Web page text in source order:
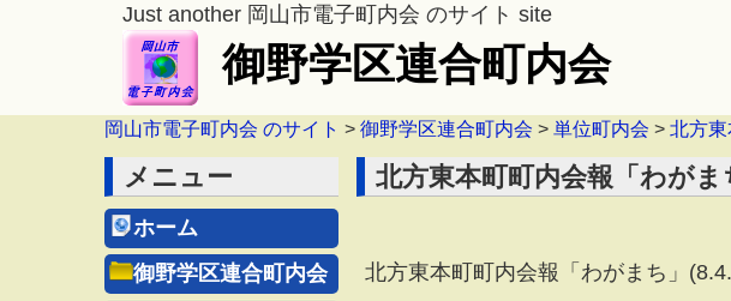
Just another 岡山市電子町内会 のサイト site
御野学区連合町内会
岡山市電子町内会 のサイト > 御野学区連合町内会 > 単位町内会 > 北方
メニュー
ホーム
御野学区連合町内会
北方東本町町内会報「わがま
北方東本町町内会報「わがまち」